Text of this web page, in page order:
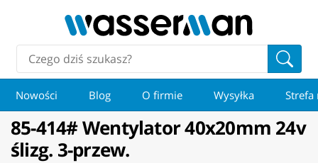
Nowości Blog O firmie Wysyłka Strefa
85-414# Wentylator 40x20mm 24v
ślizg. 3-przew.